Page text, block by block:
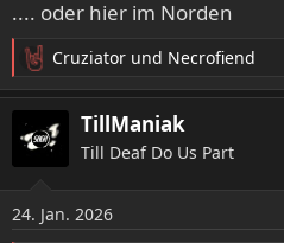
.... oder hier im Norden
R
e
a
k
n
Cruziator und Necrofiend
TillManiak
Till Deaf Do Us Part
24. Jan. 2026